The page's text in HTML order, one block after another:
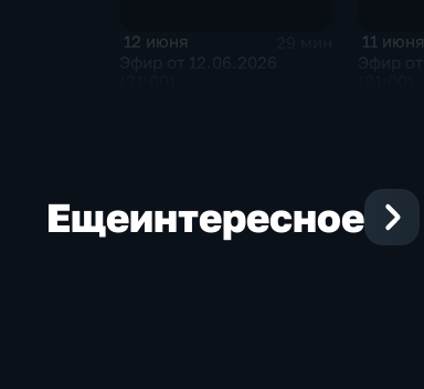
12 июня 11 июня
Ещеинтересное